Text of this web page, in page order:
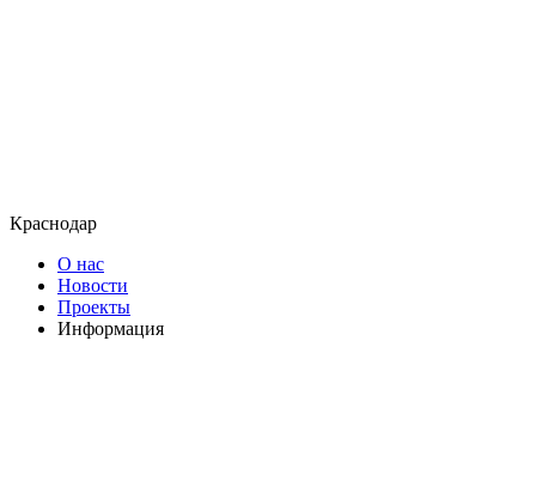
Краснодар
О нас
Новости
Проекты
Информация